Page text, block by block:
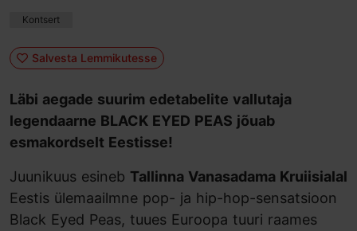
Kontsert
Salvesta Lemmikutesse
Läbi aegade suurim edetabelite vallutaja
legendaarne BLACK EYED PEAS jõuab
esmakordselt Eestisse!
Juunikuus esineb Tallinna Vanasadama Kruiisialal
Eestis ülemaailmne pop- ja hip-hop-sensatsioon
Black Eyed Peas, tuues Euroopa tuuri raames